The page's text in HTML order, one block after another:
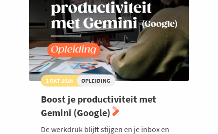
1 OKT 2026 OPLEIDING
Boost je productiviteit met
Gemini (Google)
De werkdruk blijft stijgen en je inbox en